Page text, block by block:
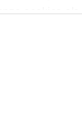
cookies
.